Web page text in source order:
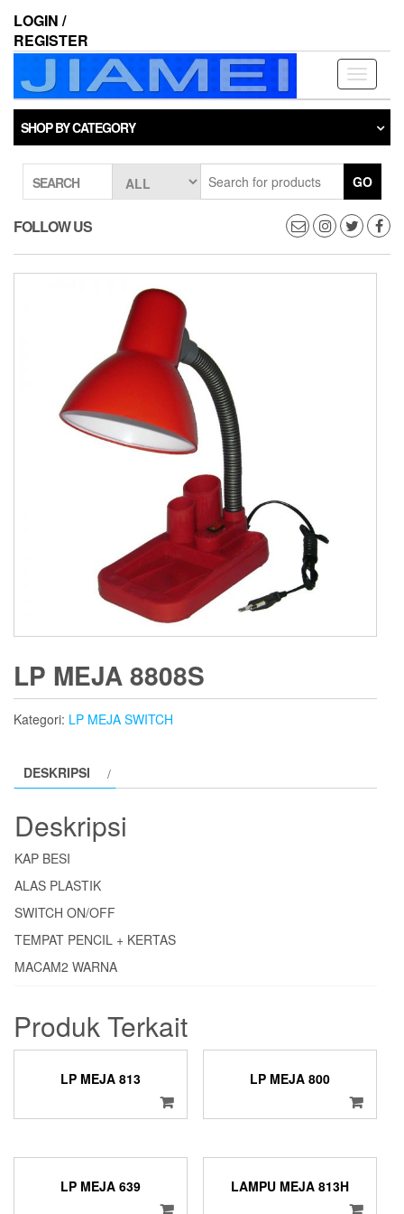
the
LOGIN /
REGISTER
Toggle
SHOP BY CATEGORY
SEARCH GO
FOLLOW US
LP MEJA 8808S
Kategori: LP MEJA SWITCH
DESKRIPSI
Deskripsi
KAP BESI
ALAS PLASTIK
SWITCH ON/OFF
TEMPAT PENCIL + KERTAS
MACAM2 WARNA
Produk Terkait
LP MEJA 813 LP MEJA 800
LP MEJA 639 LAMPU MEJA 813H